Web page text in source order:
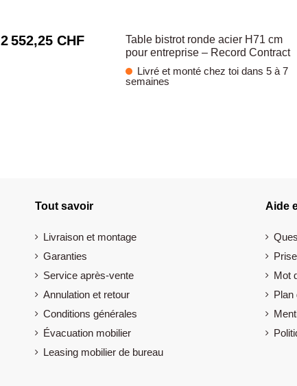
2 552,25 CHF
Table bistrot ronde acier H71 cm
pour entreprise – Record Contract
Livré et monté chez toi dans 5 à 7
semaines
Tout savoir
Livraison et montage
Garanties
Service après-vente
Annulation et retour
Conditions générales
Évacuation mobilier
Leasing mobilier de bureau
Aide
Mot
Plan